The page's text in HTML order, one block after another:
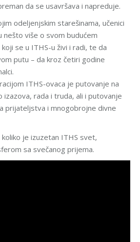
da se usavršava i napreduje.
odeljenjskim starešinama, učenici
nešto više o svom budućem
koji se u ITHS-u živi i radi, te da
putu – da kroz četiri godine
ITHS-ovaca je putovanje na
izazova, rada i truda, ali i putovanje
prijateljstva i mnogobrojne divne
je izuzetan ITHS svet,
sa svečanog prijema.